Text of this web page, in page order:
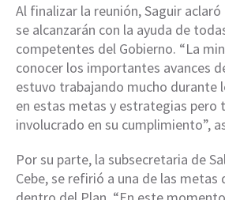
Al finalizar la reunión, Saguir
se alcanzarán con la ayuda de
competentes del Gobierno. “La
conocer los importantes avances
estuvo trabajando mucho durante
en estas metas y estrategias pero
involucrado en su cumplimiento”,
Por su parte, la subsecretaria de
Cebe, se refirió a una de las metas